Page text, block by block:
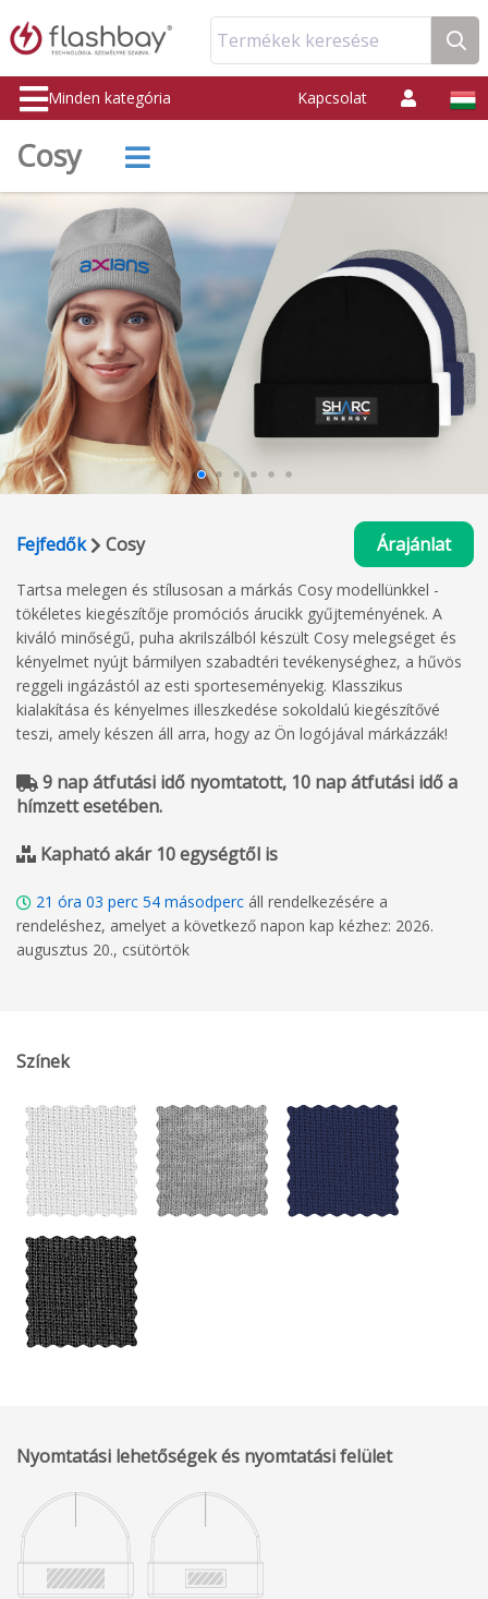
Termékek keresése
Minden kategória Kapcsolat
Cosy
Fejfedők Cosy Árajánlat
Tartsa melegen és stílusosan a márkás Cosy modellünkkel -
tökéletes kiegészítője promóciós árucikk gyűjteményének. A
kiváló minőségű, puha akrilszálból készült Cosy melegséget és
kényelmet nyújt bármilyen szabadtéri tevékenységhez, a hűvös
reggeli ingázástól az esti sporteseményekig. Klasszikus
kialakítása és kényelmes illeszkedése sokoldalú kiegészítővé
teszi, amely készen áll arra, hogy az Ön logójával márkázzák!
9 nap átfutási idő nyomtatott, 10 nap átfutási idő a
hímzett esetében.
Kapható akár 10 egységtől is
21 óra 03 perc 53 másodperc áll rendelkezésére a
rendeléshez, amelyet a következő napon kap kézhez: 2026.
augusztus 20., csütörtök
Színek
Nyomtatási lehetőségek és nyomtatási felület